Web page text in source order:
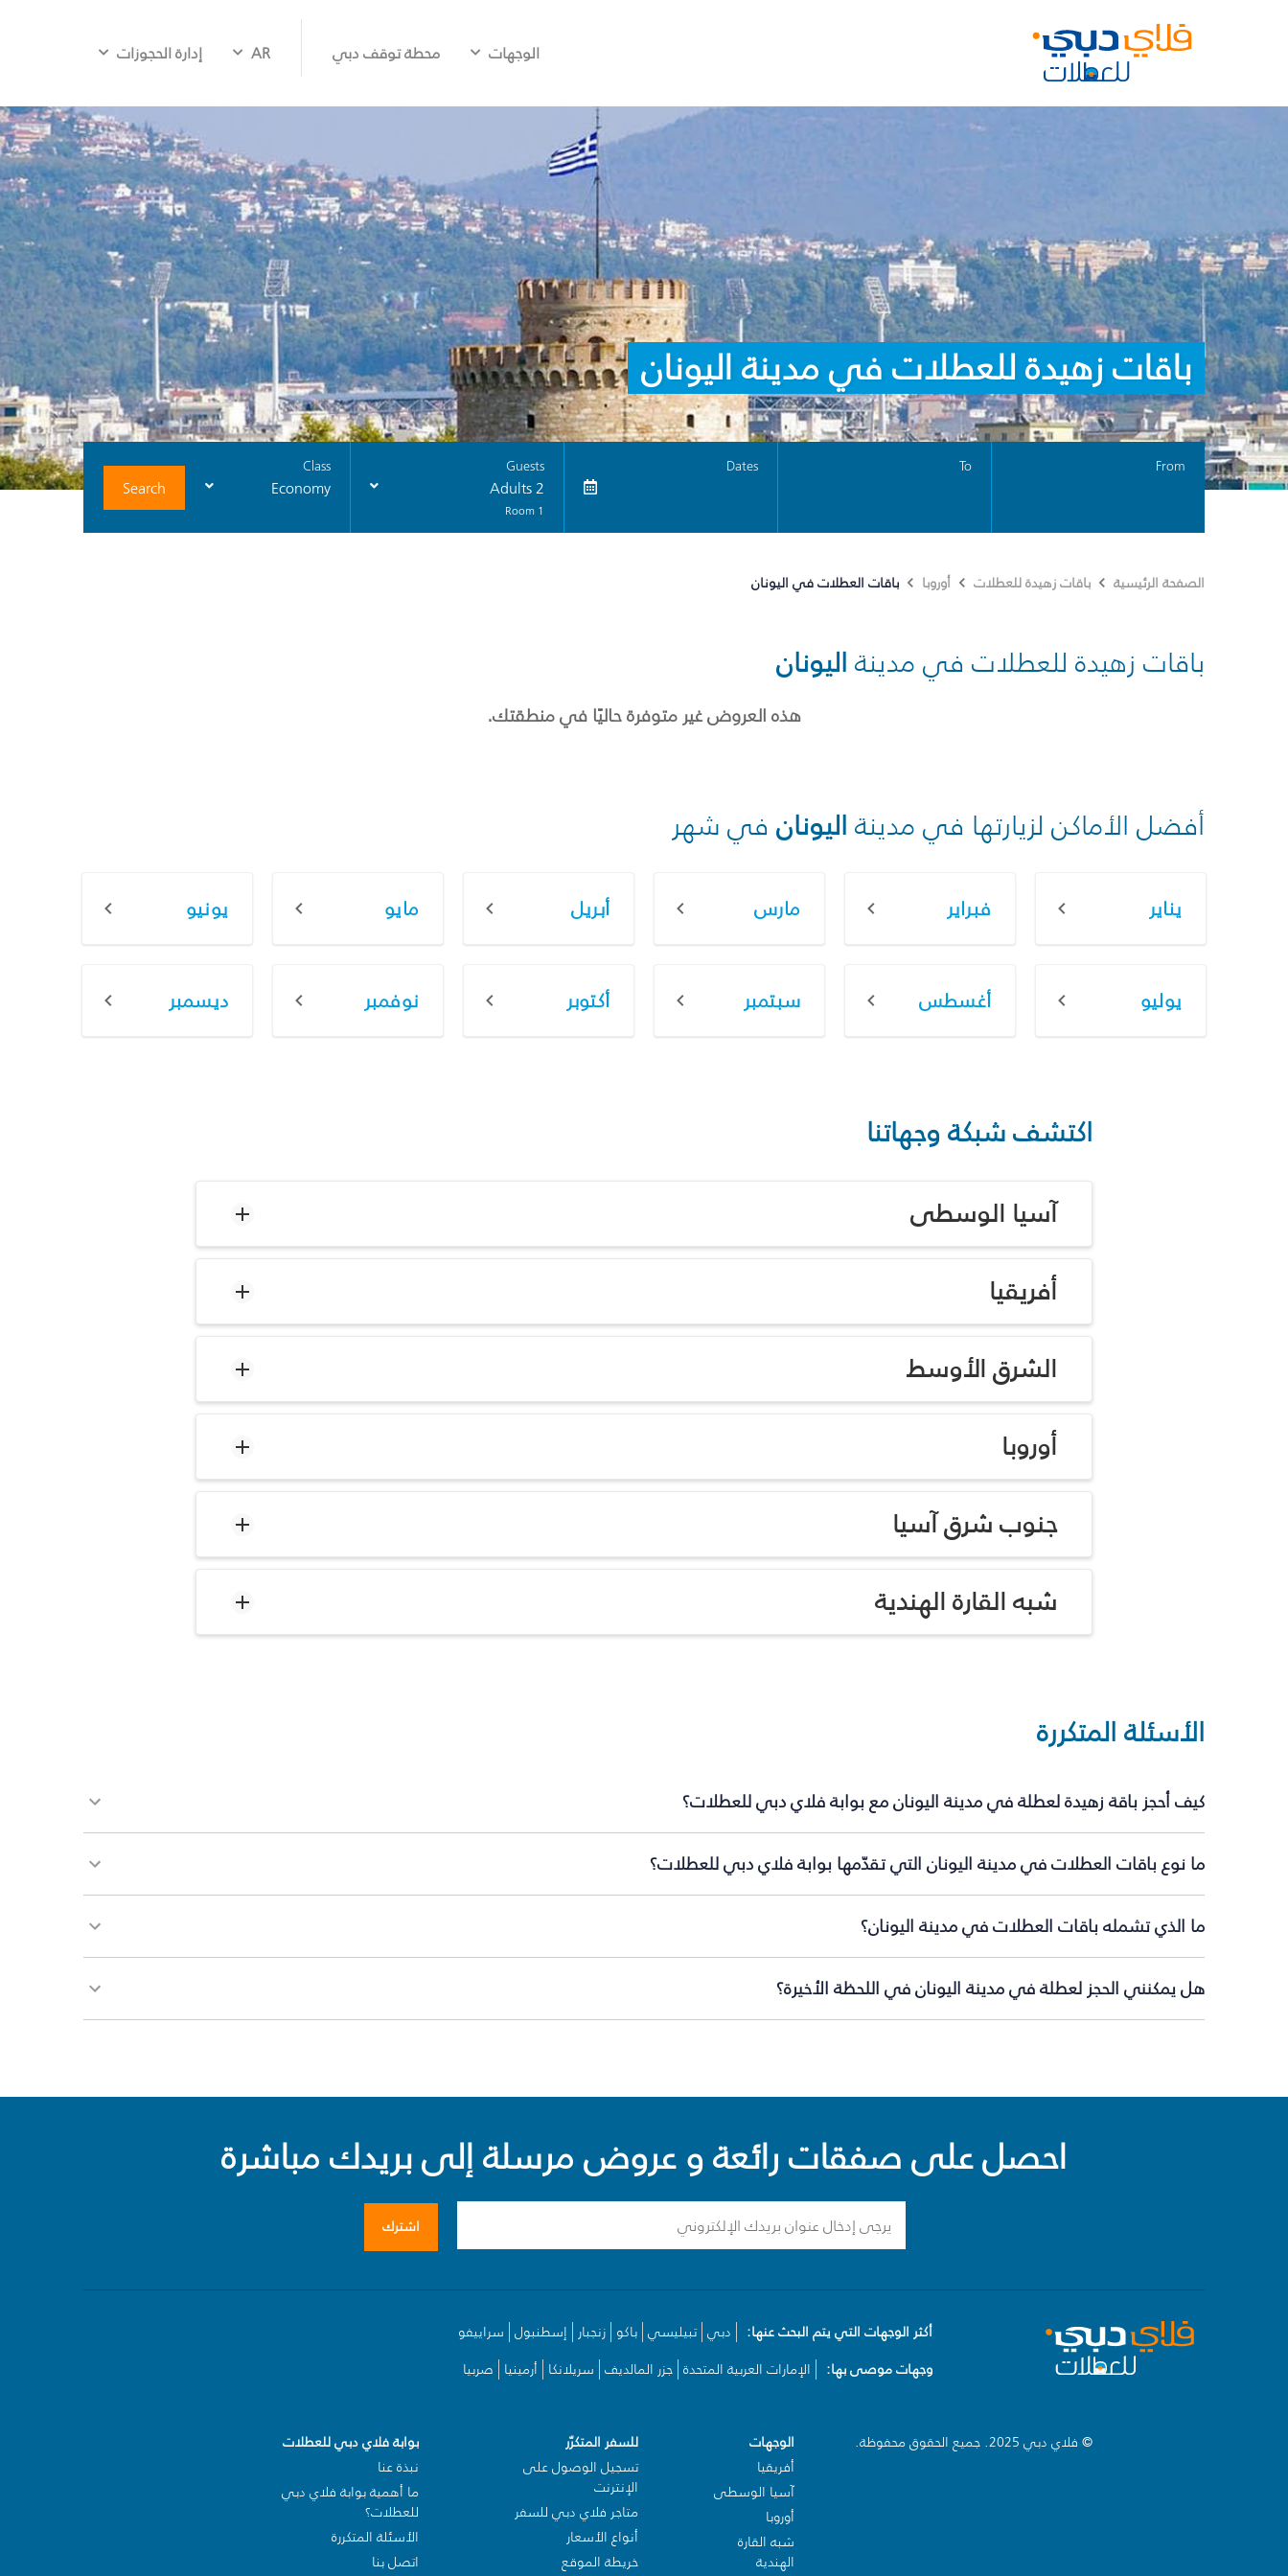
الوجهات محطة توقف دبي AR إدارة الحجوزات
باقات زهيدة للعطلات في مدينة اليونان
From
To
Dates
Guests
2 Adults
1 Room
Class
Economy
Search
الصفحة الرئيسية باقات زهيدة للعطلات أوروبا باقات العطلات في اليونان
باقات زهيدة للعطلات في مدينة اليونان
هذه العروض غير متوفرة حاليًا في منطقتك.
أفضل الأماكن لزيارتها في مدينة اليونان في شهر
يناير فبراير مارس أبريل مايو يونيو
يوليو أغسطس سبتمبر أكتوبر نوفمبر ديسمبر
اكتشف شبكة وجهاتنا
آسيا الوسطى
أفريقيا
الشرق الأوسط
أوروبا
جنوب شرق آسيا
شبه القارة الهندية
الأسئلة المتكررة
كيف أحجز باقة زهيدة لعطلة في مدينة اليونان مع بوابة فلاي دبي للعطلات؟
ما نوع باقات العطلات في مدينة اليونان التي تقدّمها بوابة فلاي دبي للعطلات؟
ما الذي تشمله باقات العطلات في مدينة اليونان؟
هل يمكنني الحجز لعطلة في مدينة اليونان في اللحظة الأخيرة؟
احصل على صفقات رائعة و عروض مرسلة إلى بريدك مباشرة
اشترك
أكثر الوجهات التي يتم البحث عنها: دبي تبيليسي باكو زنجبار إسطنبول سراييفو
وجهات موصى بها:
الإمارات العربية المتحدة جزر المالديف سريلانكا أرمينيا صربيا
© فلاي دبي 2025. جميع الحقوق محفوظة.
الوجهات
أفريقيا
آسيا الوسطى
أوروبا
شبه القارة
الهندية
للسفر المتكرّر
تسجيل الوصول على
الإنترنت
متاجر فلاي دبي للسفر
أنواع الأسعار
خريطة الموقع
بوابة فلاي دبي للعطلات
نبذة عنا
ما أهمية بوابة فلاي دبي
للعطلات؟
الأسئلة المتكررة
اتصل بنا